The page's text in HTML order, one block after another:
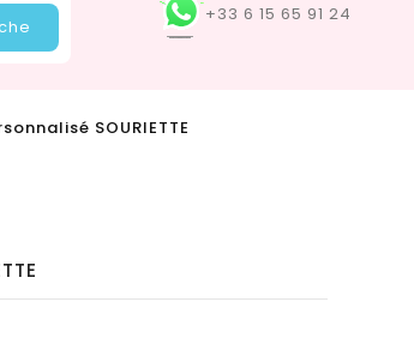
+33 6 15 65 91 24
SOURIETTE